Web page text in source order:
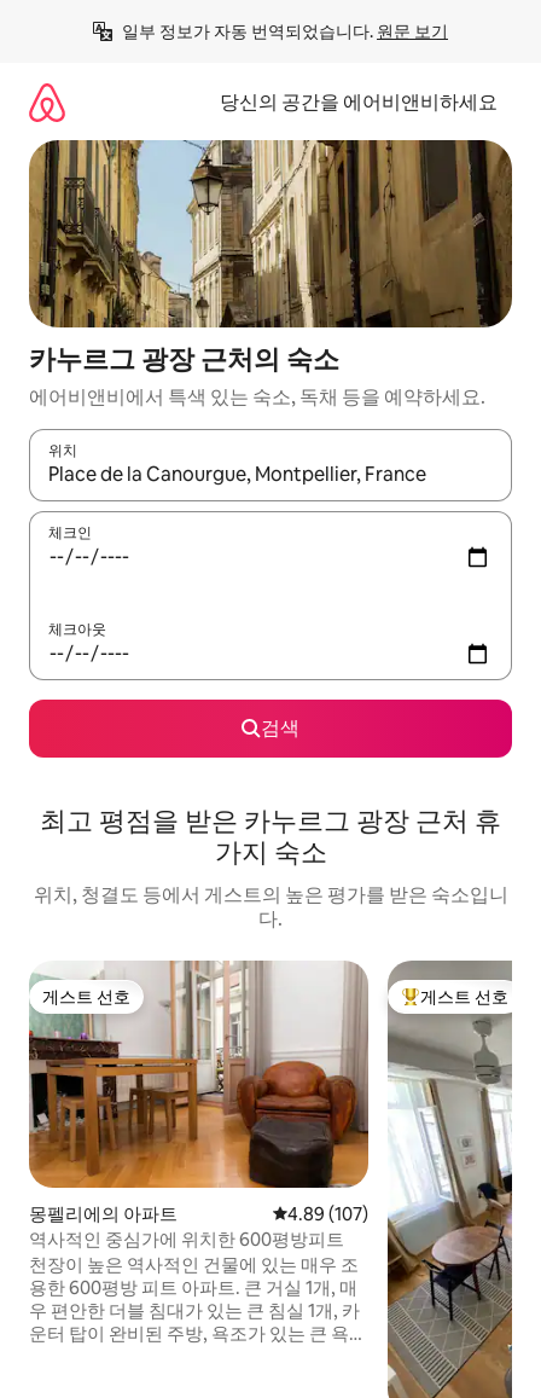
일부 정보가 자동 번역되었습니다. 원문 보기
당신의 공간을 에어비앤비하세요
카누르그 광장 근처의 숙소
에어비앤비에서 특색 있는 숙소, 독채 등을 예약하세요.
위치
결과가 나오면 위·아래 화살표 키를 사용하거나 터치 또는 스와이
체크인
체크아웃
검색
최고 평점을 받은 카누르그 광장 근처 휴
가지 숙소
위치, 청결도 등에서 게스트의 높은 평가를 받은 숙소입니
다.
게스트 선호
게스트 선호
몽펠리에의 아파트 평점 4.89점(5점 만점), 후기 107
4.89 (107)
역사적인 중심가에 위치한 600평방피트
천장이 높은 역사적인 건물에 있는 매우 조
용한 600평방 피트 아파트. 큰 거실 1개, 매
우 편안한 더블 침대가 있는 큰 침실 1개, 카
운터 탑이 완비된 주방, 욕조가 있는 큰 욕
상위 게스트 선호
게스트 선호